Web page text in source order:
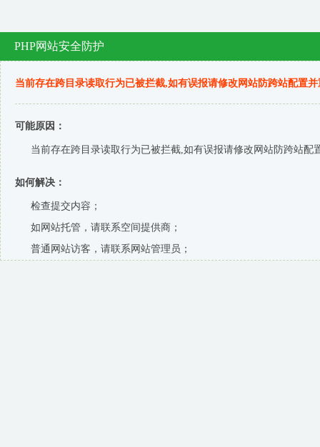
PHP网站安全防护
当前存在跨目录读取行为已被拦截,如有误报请修改网站防跨站配置
可能原因：
当前存在跨目录读取行为已被拦截,如有误报请修改网站防跨站配
如何解决：
检查提交内容；
如网站托管，请联系空间提供商；
普通网站访客，请联系网站管理员；